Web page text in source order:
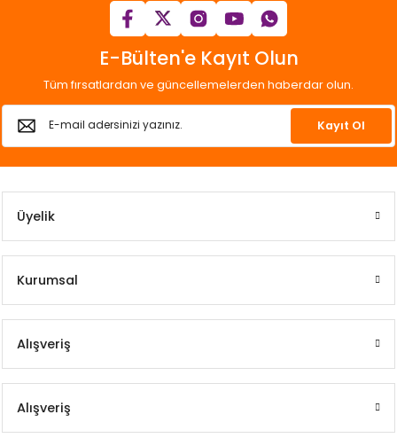
E-Bülten'e Kayıt Olun
Tüm fırsatlardan ve güncellemelerden haberdar olun.
Kayıt Ol
Üyelik
Kurumsal
Alışveriş
Alışveriş